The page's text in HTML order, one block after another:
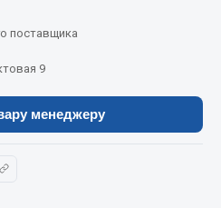
поставщика
9
менеджеру